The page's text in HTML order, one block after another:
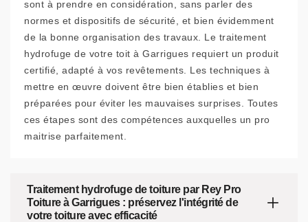
sont à prendre en considération, sans parler des
normes et dispositifs de sécurité, et bien évidemment
de la bonne organisation des travaux. Le traitement
hydrofuge de votre toit à Garrigues requiert un produit
certifié, adapté à vos revêtements. Les techniques à
mettre en œuvre doivent être bien établies et bien
préparées pour éviter les mauvaises surprises. Toutes
ces étapes sont des compétences auxquelles un pro
maitrise parfaitement.
Traitement hydrofuge de toiture par Rey Pro
Toiture à Garrigues : préservez l'intégrité de
votre toiture avec efficacité